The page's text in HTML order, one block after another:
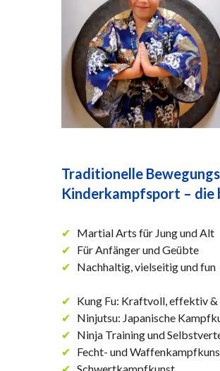
Traditionelle
Kinderkampfsport – die
✔ Martial Arts für Jung und Alt
✔ Für Anfänger und Geübte
✔ Nachhaltig, vielseitig und fun
✔ Kung Fu: Kraftvoll, effektiv
✔ Ninjutsu: Japanische
✔ Ninja Training und
✔ Fecht- und